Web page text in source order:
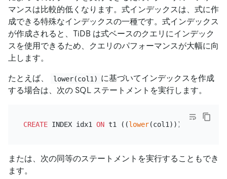
マンスは比較的低くなります。式インデックスは、式に作
成できる特殊なインデックスの一種です。式インデックス
が作成されると、TiDB は式ベースのクエリにインデック
スを使用できるため、クエリのパフォーマンスが大幅に向
上します。
たとえば、 lower(col1) に基づいてインデックスを作成
する場合は、次の SQL ステートメントを実行します。
CREATE INDEX idx1 ON t1 ((lower
または、次の同等のステートメントを実行することもでき
ます。